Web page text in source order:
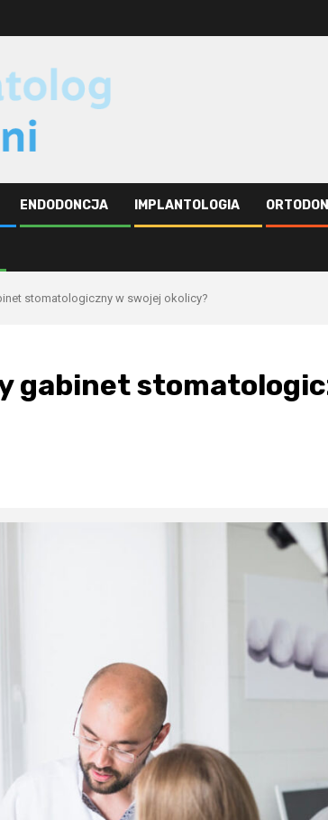
ENDODONCJA IMPLANTOLOGIA
stomatologiczny w swojej okolicy?
gabinet